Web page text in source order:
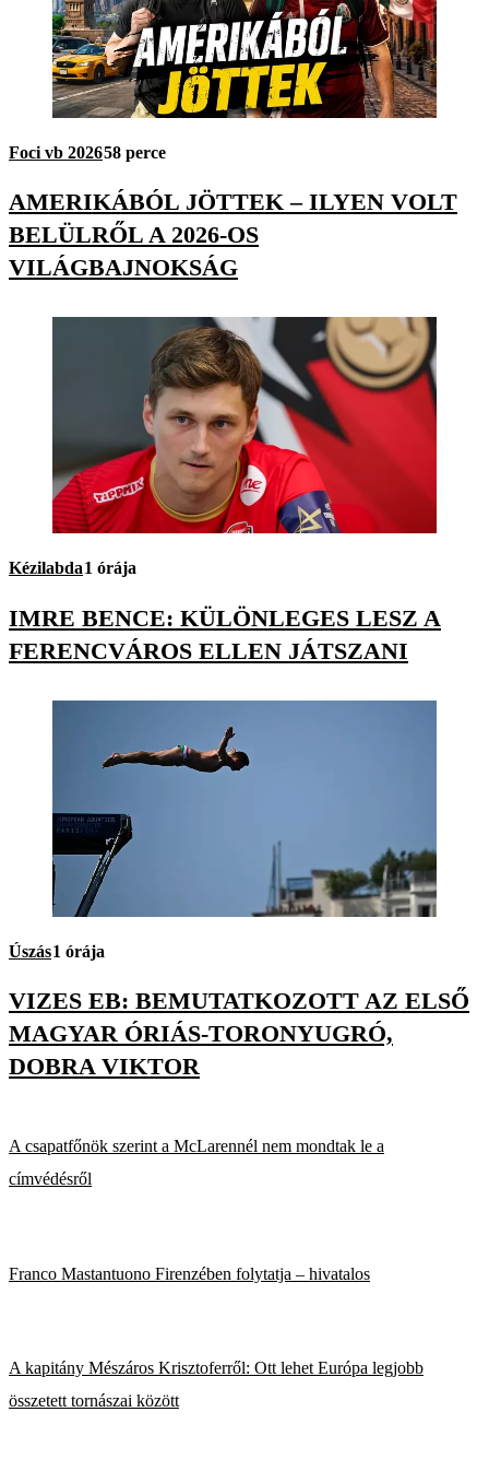
Foci vb 202658 perce
AMERIKÁBÓL JÖTTEK – ILYEN VOLT
BELÜLRŐL A 2026-OS
VILÁGBAJNOKSÁG
Kézilabda1 órája
IMRE BENCE: KÜLÖNLEGES LESZ A
FERENCVÁROS ELLEN JÁTSZANI
Úszás1 órája
VIZES EB: BEMUTATKOZOTT AZ ELSŐ
MAGYAR ÓRIÁS-TORONYUGRÓ,
DOBRA VIKTOR
A csapatfőnök szerint a McLarennél nem mondtak le a
címvédésről
Franco Mastantuono Firenzében folytatja – hivatalos
A kapitány Mészáros Krisztoferről: Ott lehet Európa legjobb
összetett tornászai között